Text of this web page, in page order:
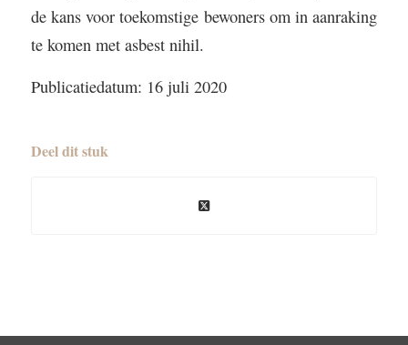
de kans voor toekomstige bewoners om in aanraking
te komen met asbest nihil.
Publicatiedatum: 16 juli 2020
Deel dit stuk